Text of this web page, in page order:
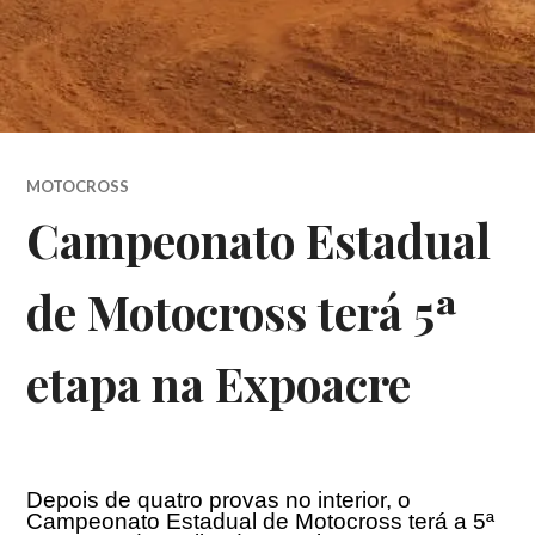
MOTOCROSS
Campeonato Estadual
de Motocross terá 5ª
etapa na Expoacre
Depois de quatro provas no interior, o
Campeonato Estadual de Motocross terá a 5ª